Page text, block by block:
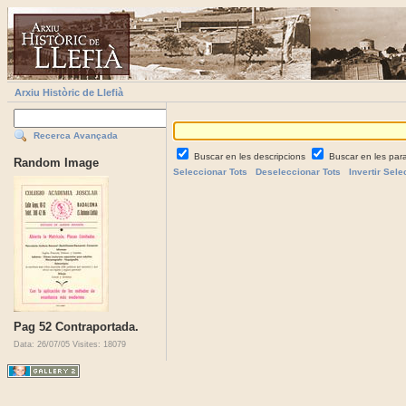
Arxiu Històric de Llefià
Recerca Avançada
Random Image
Pag 52 Contraportada.
Data: 26/07/05 Visites: 18079
Buscar en les descripcions
Buscar en les
Seleccionar Tots
Deseleccionar Tots Invertir